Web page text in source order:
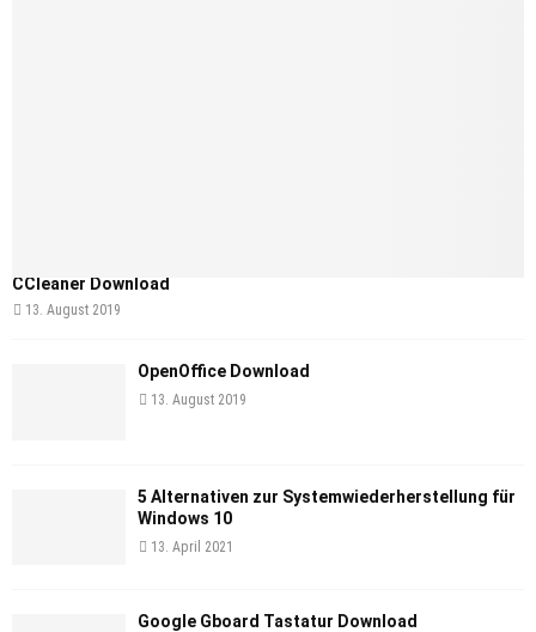
CCleaner Download
13. August 2019
OpenOffice Download
13. August 2019
5 Alternativen zur Systemwiederherstellung für
Windows 10
13. April 2021
Google Gboard Tastatur Download